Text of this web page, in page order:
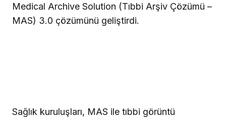
Medical Archive Solution (Tıbbi Arşiv Çözümü –
MAS) 3.0 çözümünü geliştirdi.
Sağlık kuruluşları, MAS ile tıbbi görüntü